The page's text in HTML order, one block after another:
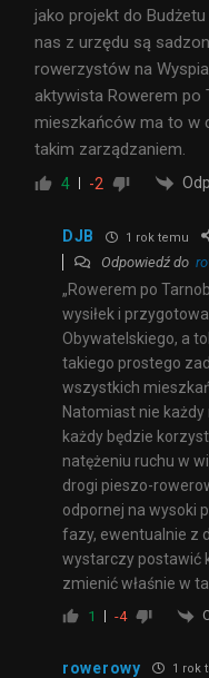
jako projekt do
nas z urzędu są
rowerzystów na
aktywista Rowerem po
mieszkańców ma to w
takim zarządzaniem.
4 -2
DJB 1 rok temu
Odpowiedź do
„Rowerem po
wysiłek i
Obywatelskiego, a
takiego prostego
wszystkich
Natomiast nie
każdy będzie
natężeniu ruchu w
drogi pieszo-
odpornej na wysoki
fazy, ewentualnie z
wystarczy postawić
zmienić właśnie w
1 -4
rowerowy 1 rok